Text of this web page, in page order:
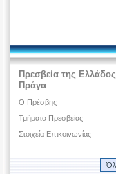
Πρεσβεία της
Πράγα
Ο Πρέσβης
Τμήματα Πρεσβείας
Στοιχεία Επικοινωνίας